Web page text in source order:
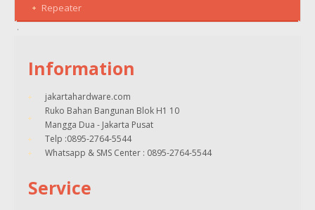
Repeater
Information
jakartahardware.com
Ruko Bahan Bangunan Blok H1 10
Mangga Dua - Jakarta Pusat
Telp :0895-2764-5544
Whatsapp & SMS Center : 0895-2764-5544
Service